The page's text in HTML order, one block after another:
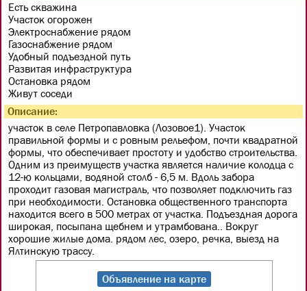
Есть скважина
Участок огорожен
Электроснабжение рядом
Газоснабжение рядом
Удобный подъездной путь
Развитая инфраструктура
Остановка рядом
Живут соседи
Описание:
участок в селе Петропавловка (Лозовое1). Участок
правильной формы и с ровным рельефом, почти квадратной
формы, что обеспечивает простоту и удобство строительства.
Одним из преимуществ участка является наличие колодца с
12-ю кольцами, водяной столб - 6,5 м. Вдоль забора
проходит газовая магистраль, что позволяет подключить газ
при необходимости. Остановка общественного транспорта
находится всего в 500 метрах от участка. Подъездная дорога
широкая, посыпана щебнем и утрамбована.. Вокруг
хорошие жилые дома. рядом лес, озеро, речка, выезд на
Ялтинскую трассу.
Объявление на карте